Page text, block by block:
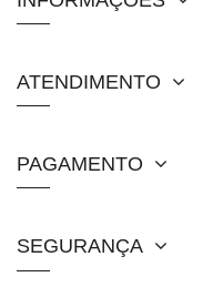
ATENDIMENTO
PAGAMENTO
SEGURANÇA